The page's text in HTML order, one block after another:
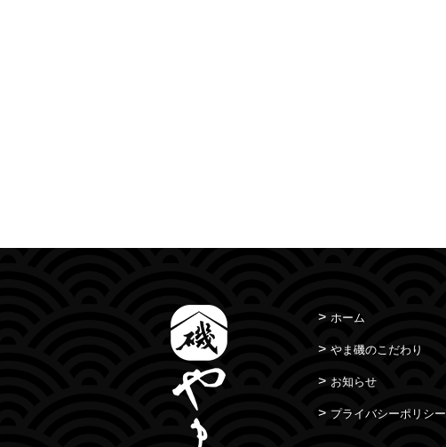
ホーム
やま磯のこだわり
お知らせ
プライバシーポリシー